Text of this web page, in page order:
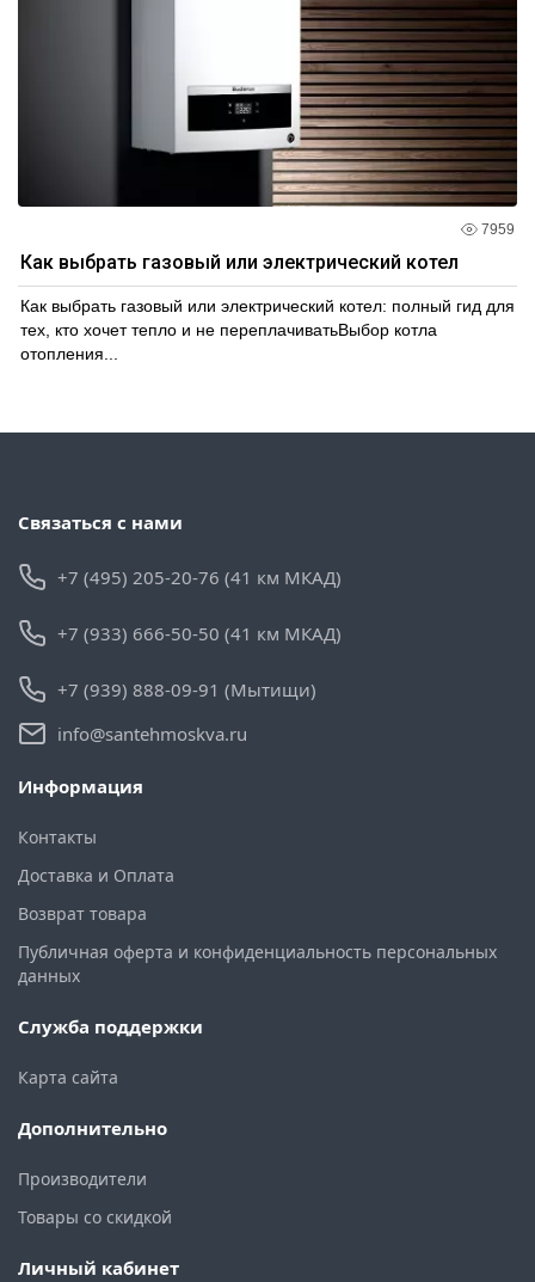
7959
Как выбрать газовый или электрический котел
Как выбрать газовый или электрический котел: полный гид для
тех, кто хочет тепло и не переплачиватьВыбор котла
отопления...
Связаться с нами
+7 (495) 205-20-76 (41 км МКАД)
+7 (933) 666-50-50 (41 км МКАД)
+7 (939) 888-09-91 (Мытищи)
info@santehmoskva.ru
Информация
Контакты
Доставка и Оплата
Возврат товара
Публичная оферта и конфиденциальность персональных
данных
Служба поддержки
Карта сайта
Дополнительно
Производители
Товары со скидкой
Личный кабинет